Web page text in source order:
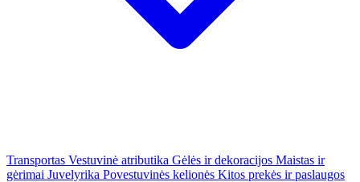
Transportas Vestuvinė atributika Gėlės ir dekoracijos Maistas ir
gėrimai Juvelyrika Povestuvinės kelionės Kitos prekės ir paslaugos